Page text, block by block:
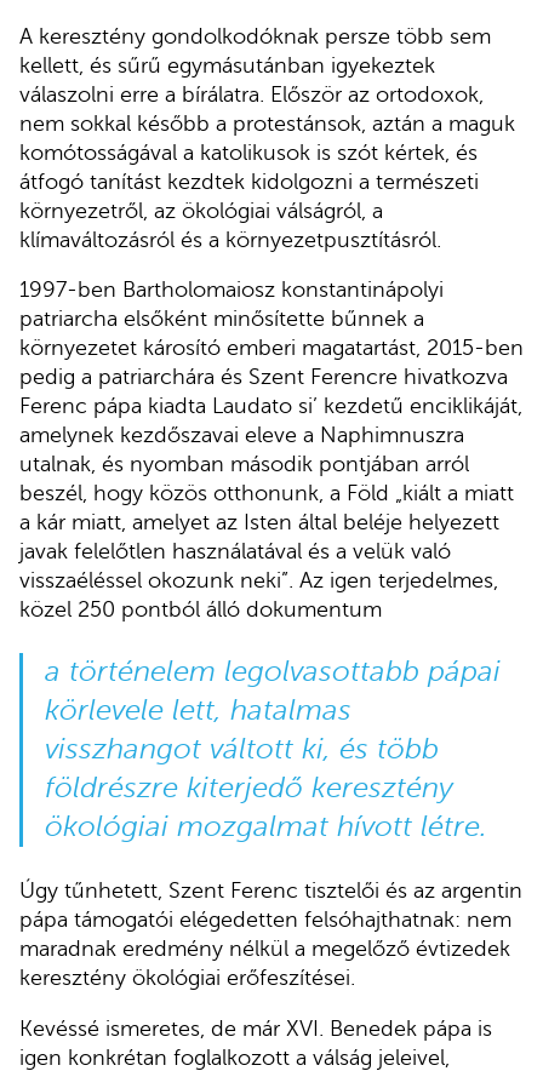
A keresztény gondolkodóknak persze több sem
kellett, és sűrű egymásutánban igyekeztek
válaszolni erre a bírálatra. Először az ortodoxok,
nem sokkal később a protestánsok, aztán a maguk
komótosságával a katolikusok is szót kértek, és
átfogó tanítást kezdtek kidolgozni a természeti
környezetről, az ökológiai válságról, a
klímaváltozásról és a környezetpusztításról.
1997-ben Bartholomaiosz konstantinápolyi
patriarcha elsőként minősítette bűnnek a
környezetet károsító emberi magatartást, 2015-ben
pedig a patriarchára és Szent Ferencre hivatkozva
Ferenc pápa kiadta Laudato si’ kezdetű enciklikáját,
amelynek kezdőszavai eleve a Naphimnuszra
utalnak, és nyomban második pontjában arról
beszél, hogy közös otthonunk, a Föld „kiált a miatt
a kár miatt, amelyet az Isten által beléje helyezett
javak felelőtlen használatával és a velük való
visszaéléssel okozunk neki”. Az igen terjedelmes,
közel 250 pontból álló dokumentum
a történelem legolvasottabb pápai
körlevele lett, hatalmas
visszhangot váltott ki, és több
földrészre kiterjedő keresztény
ökológiai mozgalmat hívott létre.
Úgy tűnhetett, Szent Ferenc tisztelői és az argentin
pápa támogatói elégedetten felsóhajthatnak: nem
maradnak eredmény nélkül a megelőző évtizedek
keresztény ökológiai erőfeszítései.
Kevéssé ismeretes, de már XVI. Benedek pápa is
igen konkrétan foglalkozott a válság jeleivel,